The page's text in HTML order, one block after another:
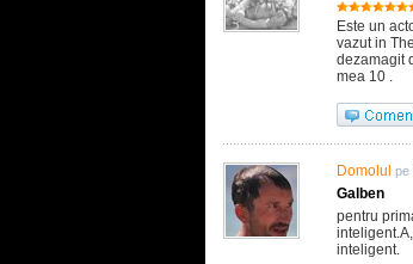
Este un
vazut in
dezamagit
mea 10 .
Domolul pe
Galben
pentru
inteligent.